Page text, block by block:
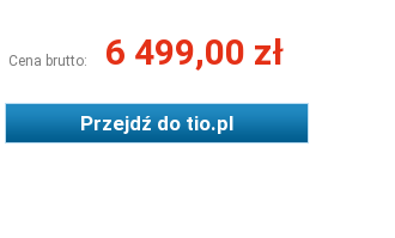
Cena brutto: 6 499,00 zł
Przejdź dotio.pl